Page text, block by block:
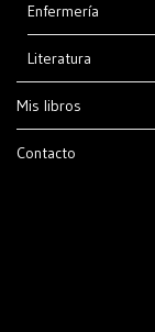
Enfermería
Literatura
Mis libros
Contacto